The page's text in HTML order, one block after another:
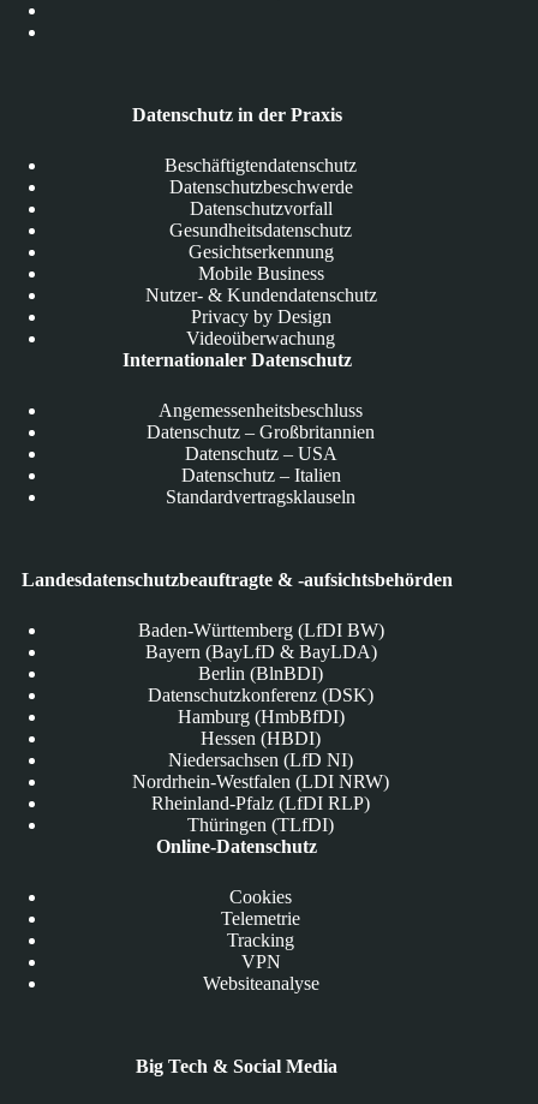
Datenschutz in der Praxis
Beschäftigtendatenschutz
Datenschutzbeschwerde
Datenschutzvorfall
Gesundheitsdatenschutz
Gesichtserkennung
Mobile Business
Nutzer- & Kundendatenschutz
Privacy by Design
Videoüberwachung
Internationaler Datenschutz
Angemessenheitsbeschluss
Datenschutz – Großbritannien
Datenschutz – USA
Datenschutz – Italien
Standardvertragsklauseln
Landesdatenschutzbeauftragte & -aufsichtsbehörden
Baden-Württemberg (LfDI BW)
Bayern (BayLfD & BayLDA)
Berlin (BlnBDI)
Datenschutzkonferenz (DSK)
Hamburg (HmbBfDI)
Hessen (HBDI)
Niedersachsen (LfD NI)
Nordrhein-Westfalen (LDI NRW)
Rheinland-Pfalz (LfDI RLP)
Thüringen (TLfDI)
Online-Datenschutz
Cookies
Telemetrie
Tracking
VPN
Websiteanalyse
Big Tech & Social Media